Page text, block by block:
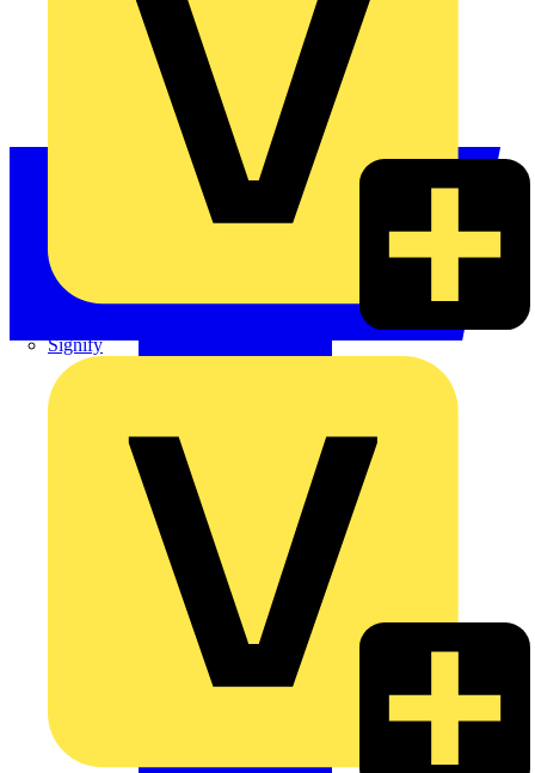
Signify